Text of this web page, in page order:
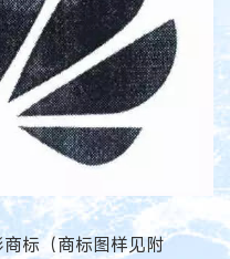
标（商标图样见附